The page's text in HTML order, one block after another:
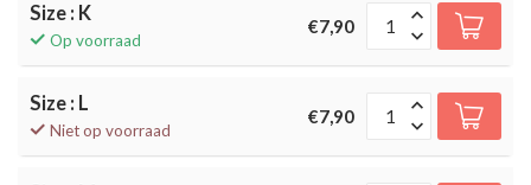
Size : K
Op voorraad
€7,90
Size : L
Niet op voorraad
€7,90